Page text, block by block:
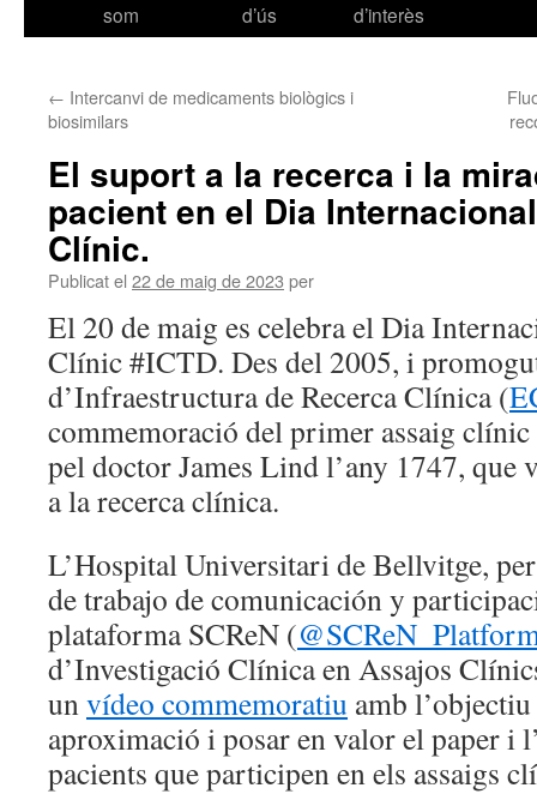
som
d’ús
d’interès
← Intercanvi de medicaments biològics i
biosimilars
El suport a la recerca i la
pacient en el Dia
Clínic.
Publicat el 22 de maig de 2023 per
El 20 de maig es celebra el Dia
Clínic #ICTD. Des del 2005, i
d’Infraestructura de Recerca Clínica (
commemoració del primer assaig
pel doctor James Lind l’any 1747, que
a la recerca clínica.
L’Hospital Universitari de Bellvitge,
de trabajo de comunicación y
plataforma SCReN (
d’Investigació Clínica en Assajos
unvídeo commemoratiu amb
aproximació i posar en valor el paper i
pacients que participen en els assaigs